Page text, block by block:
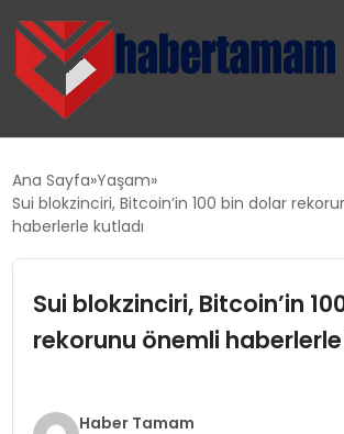
TEKNOLOJI
SAĞLIK
Ana Sayfa Yaşam
Sui blokzinciri, Bitcoin’in 100 bin dolar
haberlerle kutladı
Sui blokzinciri, Bitcoin’in
rekorunu önemli
Haber Tamam